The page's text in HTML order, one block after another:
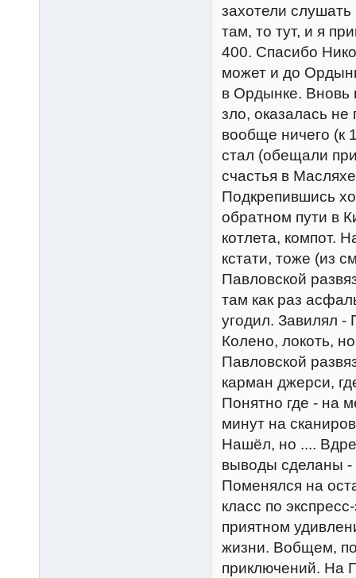
захотели
там, то тут, и я
400. Спасибо
может и до
в Ордынке. Вновь
зло, оказалась
вообще ничего (к
стал (обещали
счастья в
Подкрепившись
обратном пути в
котлета, компот.
кстати, тоже (из
Павловской
там как раз
угодил. Завилял
Колено, локоть,
Павловской
карман джерси,
Понятно где - на
минут на
Нашёл, но ....
выводы сделаны -
Поменялся на
класс по
приятном
жизни. Вобщем,
приключений. На